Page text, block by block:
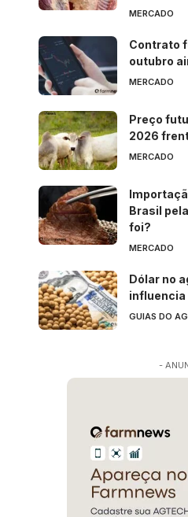
MERCADO
Contrato
outubro
MERCADO
Preço
2026
MERCADO
Brasil
foi?
MERCADO
Dólar no
influencia
GUIAS DO
-